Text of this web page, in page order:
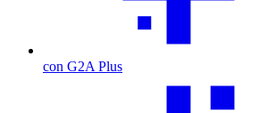
con G2A Plus